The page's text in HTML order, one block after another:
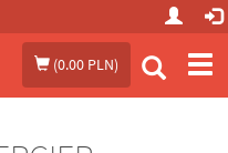
(0.00 PLN)